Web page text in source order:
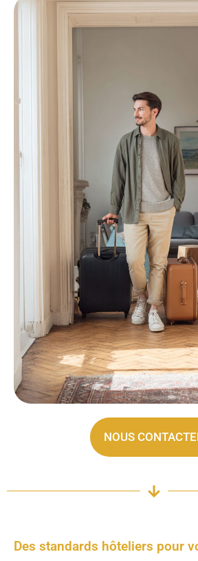
NOUS
Des standards hôteliers pour